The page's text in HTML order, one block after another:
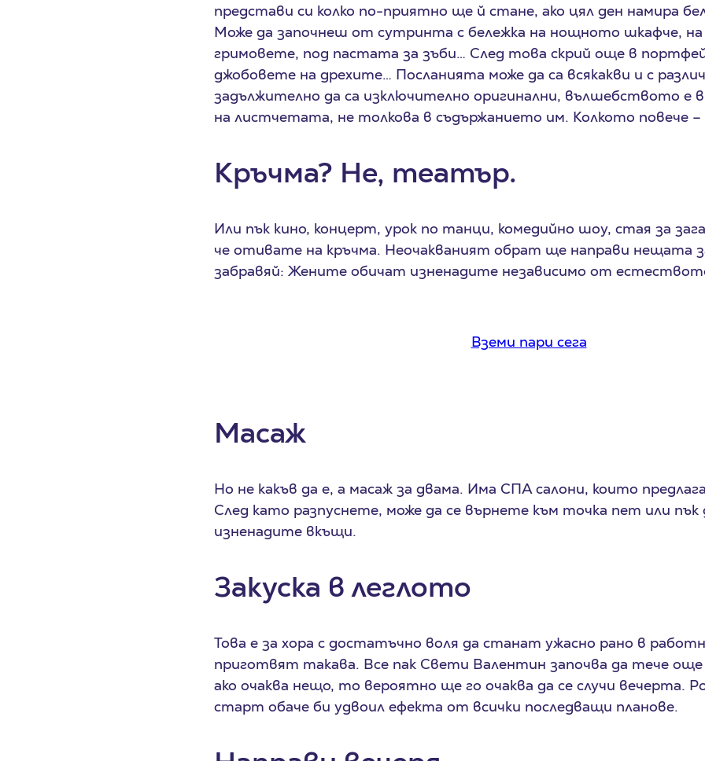
представи си колко по-приятно ще й стане, ако цял ден намира
Може да започнеш от сутринта с бележка на нощното шкафче,
гримовете, под пастата за зъби… След това скрий още в
джобовете на дрехите… Посланията може да са всякакви и с
задължително да са изключително оригинални, вълшебството е
на листчетата, не толкова в съдържанието им. Колкото повече
Кръчма? Не, театър.
Или пък кино, концерт, урок по танци, комедийно шоу, стая за
че отивате на кръчма. Неочакваният обрат ще направи нещата
забравяй: Жените обичат изненадите независимо от
Вземи пари сега
Масаж
Но не какъв да е, а масаж за двама. Има СПА салони, които
След като разпуснете, може да се върнете към точка пет или
изненадите вкъщи.
Закуска в леглото
Това е за хора с достатъчно воля да станат ужасно рано в
приготвят такава. Все пак Свети Валентин започва да тече
ако очаква нещо, то вероятно ще го очаква да се случи вечерта.
старт обаче би удвоил ефекта от всички последващи планове.